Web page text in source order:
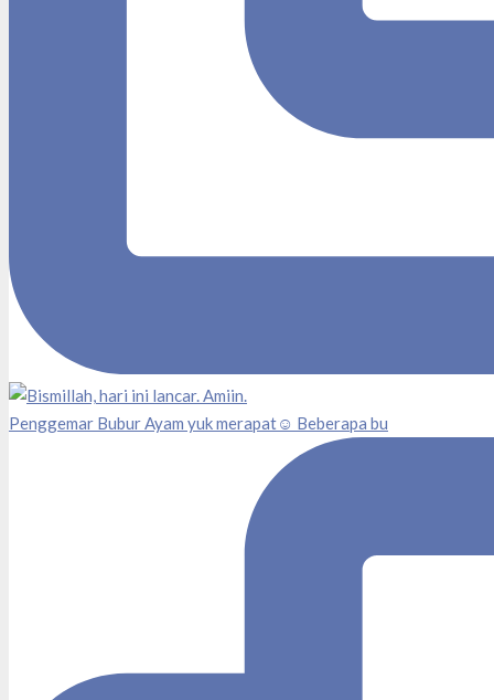
Penggemar Bubur Ayam yuk merapat☺️ Beberapa bu